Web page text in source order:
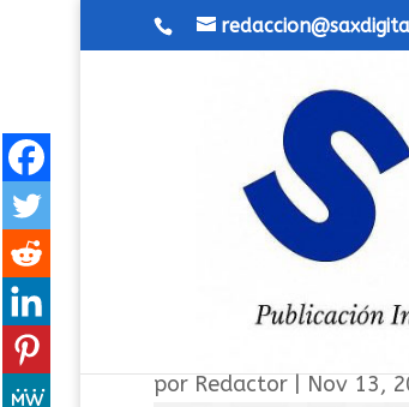
Siete premios de
por Redactor| Nov 13,